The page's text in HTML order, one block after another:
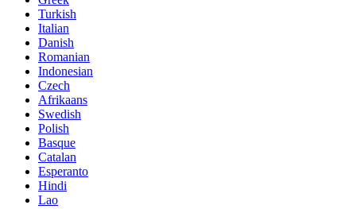
Turkish
Italian
Danish
Romanian
Indonesian
Czech
Afrikaans
Swedish
Polish
Basque
Catalan
Esperanto
Hindi
Lao